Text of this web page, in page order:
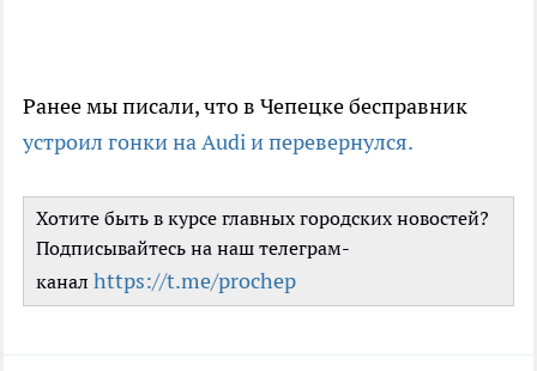
Ранее мы писали, что в Чепецке бесправник
устроил гонки на Audi и перевернулся.
Хотите быть в курсе главных городских новостей?
Подписывайтесь на наш телеграм-
канал https://t.me/prochep